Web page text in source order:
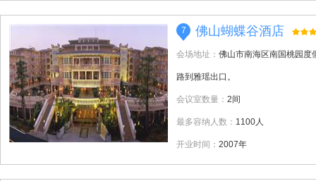
7 佛山蝴蝶谷酒店
会场地址： 佛山市南海区南国桃园度
路到雅瑶出口。
会议室数量： 2间
最多容纳人数： 1100人
开业时间： 2007年